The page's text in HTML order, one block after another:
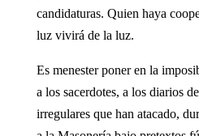
candidaturas. Quien haya
luz vivirá de la luz.
Es menester poner en la
a los sacerdotes, a los diarios
irregulares que han atacado,